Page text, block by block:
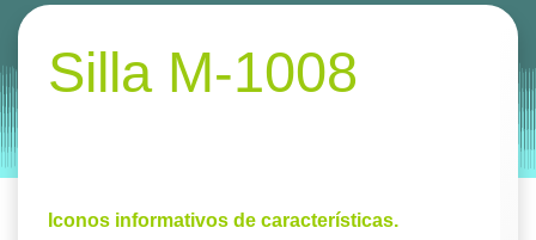
by Entorno | on diciembre 11, 2019
Silla M-1008
Iconos informativos de características.